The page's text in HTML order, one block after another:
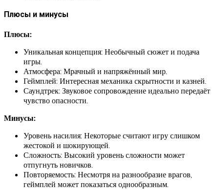
Плюсы и минусы
Плюсы:
Уникальная концепция: Необычный сюжет и подача
игры.
Атмосфера: Мрачный и напряжённый мир.
Геймплей: Интересная механика скрытности и казней.
Саундтрек: Звуковое сопровождение идеально передаёт
чувство опасности.
Минусы:
Уровень насилия: Некоторые считают игру слишком
жестокой и шокирующей.
Сложность: Высокий уровень сложности может
отпугнуть новичков.
Повторяемость: Несмотря на разнообразие врагов,
геймплей может показаться однообразным.